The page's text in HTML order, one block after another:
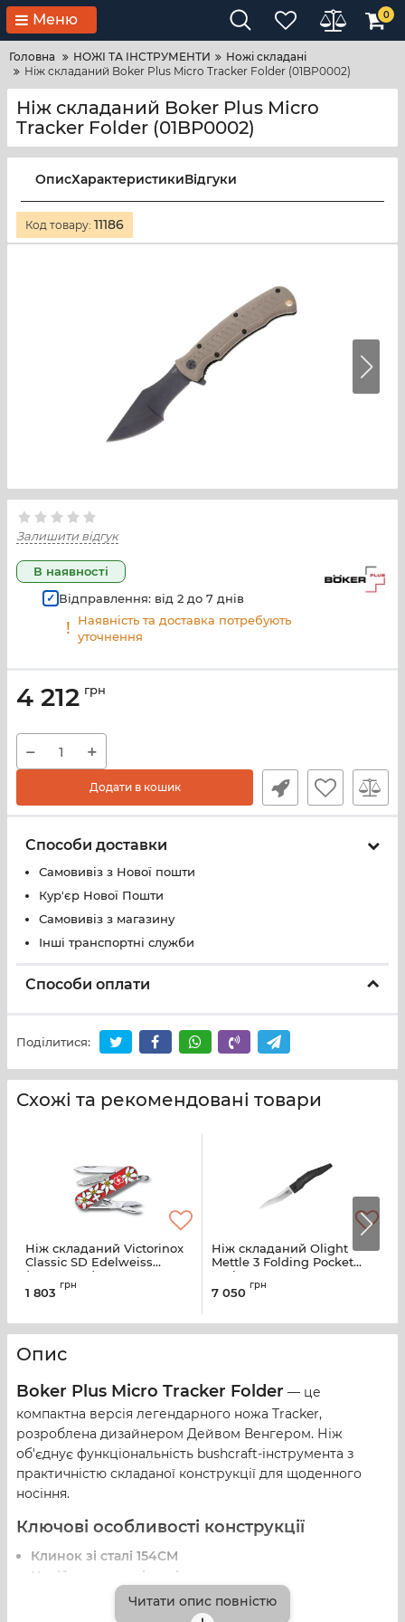
Меню 0
Головна НОЖІ ТА ІНСТРУМЕНТИ
Ножі складані
Ніж складаний Boker Plus Micro Tracker Folder (01BP0002)
Ніж складаний Boker Plus Micro
Tracker Folder (01BP0002)
ОписХарактеристикиВідгуки
Код товару: 11186
Залишити відгук
В наявності
Відправлення: від 2 до 7 днів
Наявність та доставка потребують
уточнення
4 212 грн
− +
Додати в кошик
Способи доставки
Самовивіз з Нової пошти
Кур'єр Нової Пошти
Самовивіз з магазину
Інші транспортні служби
Способи оплати
Поділитися:
Схожі та рекомендовані товари
Ніж складаний Victorinox
Classic SD Edelweiss
(0.6223.840)
1 803
грн
Ніж складаний Olight
Mettle 3 Folding Pocket
Tool
7 050
грн
Опис
Boker Plus Micro Tracker Folder — це
компактна версія легендарного ножа Tracker,
розроблена дизайнером Дейвом Венгером. Ніж
об'єднує функціональність bushcraft-інструмента з
практичністю складаної конструкції для щоденного
носіння.
Ключові особливості конструкції
Клинок зі сталі 154CM
Надійна нержавіюча інструментальна сталь
забезпечує високу ріжучу здатність, корозійну
стійкість та витривалість у польових умовах.
Читати опис повністю